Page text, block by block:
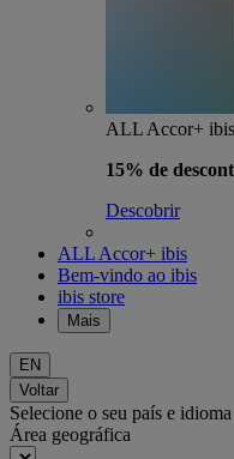
ALL Accor+ ibis
15% de
Descobrir
ALL Accor+ ibis
Bem-vindo ao ibis
ibis store
Mais
EN
Voltar
Selecione o seu país e
Área geográfica